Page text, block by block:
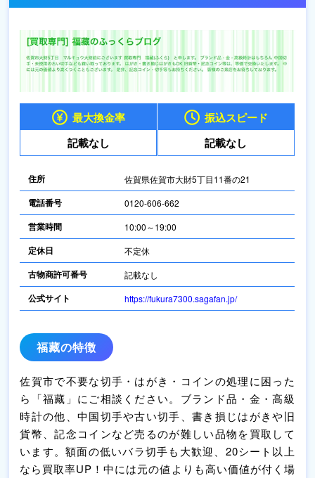
最大換金率
記載なし
振込スピード
記載なし
住所 佐賀県佐賀市大財5丁目11番の21
電話番号 0120-606-662
営業時間 10:00～19:00
定休日 不定休
古物商許可番号 記載なし
公式サイト https://fukura7300.sagafan.jp/
福藏の特徴
佐賀市で不要な切手・はがき・コインの処理に困った
ら「福藏」にご相談ください。ブランド品・金・高級
時計の他、中国切手や古い切手、書き損じはがきや旧
貨幣、記念コインなど売るのが難しい品物を買取して
います。額面の低いバラ切手も大歓迎、20シート以上
なら買取率UP！中には元の値よりも高い価値が付く場